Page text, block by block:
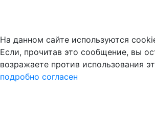
На данном сайте используются
Если, прочитав это сообщение, вы
возражаете против использования
подробно согласен